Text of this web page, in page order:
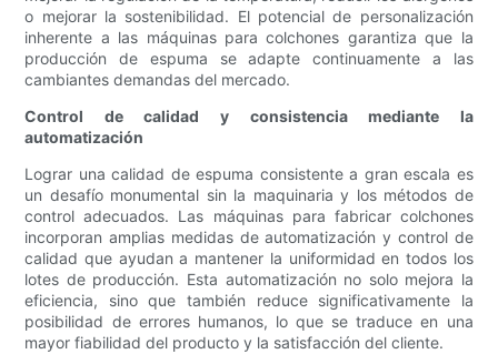
o mejorar la sostenibilidad. El potencial de personalización
inherente a las máquinas para colchones garantiza que la
producción de espuma se adapte continuamente a las
cambiantes demandas del mercado.
Control de calidad y consistencia mediante la
automatización
Lograr una calidad de espuma consistente a gran escala es
un desafío monumental sin la maquinaria y los métodos de
control adecuados. Las máquinas para fabricar colchones
incorporan amplias medidas de automatización y control de
calidad que ayudan a mantener la uniformidad en todos los
lotes de producción. Esta automatización no solo mejora la
eficiencia, sino que también reduce significativamente la
posibilidad de errores humanos, lo que se traduce en una
mayor fiabilidad del producto y la satisfacción del cliente.